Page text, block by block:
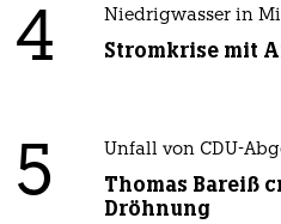
4 Niedrigwasser in
Stromkrise mit
5 Unfall von CDU-
Thomas Bareiß
Dröhnung